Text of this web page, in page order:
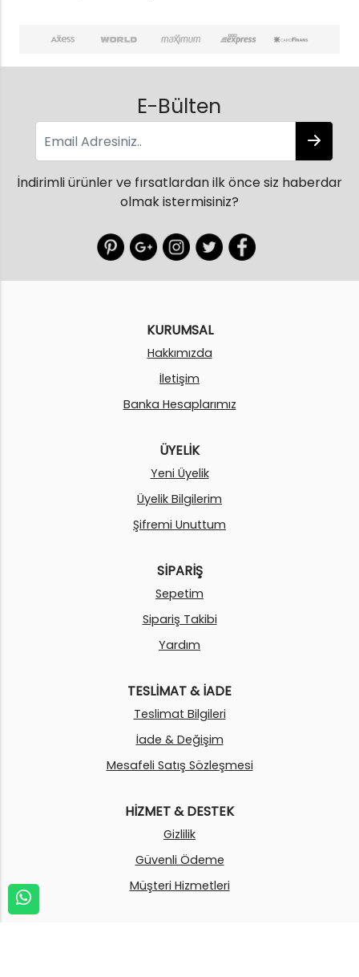
E-Bülten
İndirimli ürünler ve fırsatlardan ilk önce siz haberdar
olmak istermisiniz?
KURUMSAL
Hakkımızda
İletişim
Banka Hesaplarımız
ÜYELİK
Yeni Üyelik
Üyelik Bilgilerim
Şifremi Unuttum
SİPARİŞ
Sepetim
Sipariş Takibi
Yardım
TESLİMAT & İADE
Teslimat Bilgileri
İade & Değişim
Mesafeli Satış Sözleşmesi
HİZMET & DESTEK
Gizlilik
Güvenli Ödeme
Müşteri Hizmetleri